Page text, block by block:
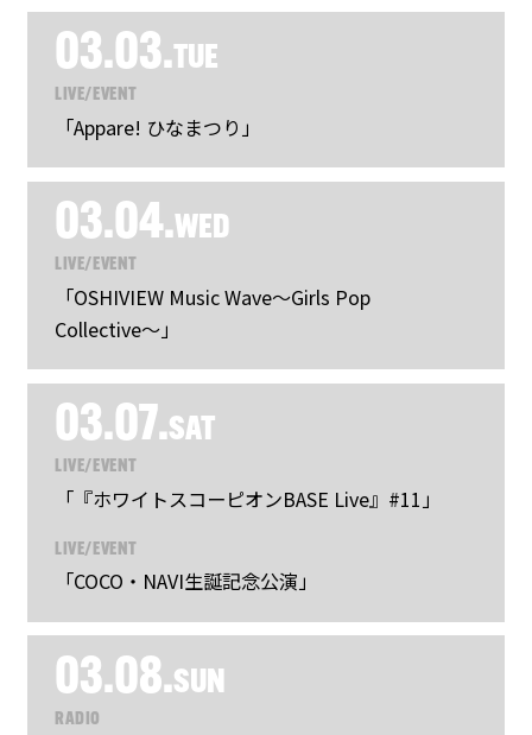
03.03.TUE
LIVE/EVENT
「Appare! ひなまつり」
03.04.WED
LIVE/EVENT
「OSHIVIEW Music Wave〜Girls Pop
Collective〜」
03.07.SAT
LIVE/EVENT
「『ホワイトスコーピオンBASE Live』#11」
LIVE/EVENT
「COCO・NAVI生誕記念公演」
03.08.SUN
RADIO